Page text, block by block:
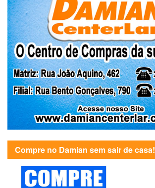
Compre no Damian sem sair de casa!